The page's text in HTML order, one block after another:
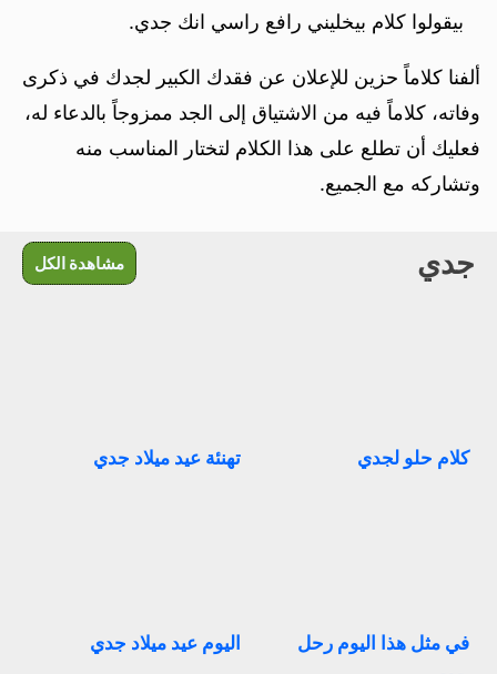
بيقولوا كلام بيخليني رافع راسي انك جدي.
ألفنا كلاماً حزين للإعلان عن فقدك الكبير لجدك في ذكرى
وفاته، كلاماً فيه من الاشتياق إلى الجد ممزوجاً بالدعاء له،
فعليك أن تطلع على هذا الكلام لتختار المناسب منه
وتشاركه مع الجميع.
جدي مشاهدة الكل
كلام حلو لجدي تهنئة عيد ميلاد جدي
في مثل هذا اليوم رحل
اليوم عيد ميلاد جدي